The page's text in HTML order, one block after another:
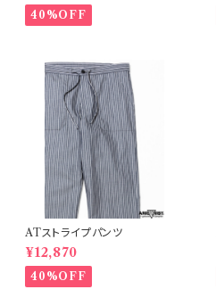
40%OFF
ATストライプパンツ
¥12,870
40%OFF